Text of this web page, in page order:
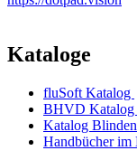
Kataloge
fluSoft Katalog
BHVD Katalog
Katalog
Handbücher